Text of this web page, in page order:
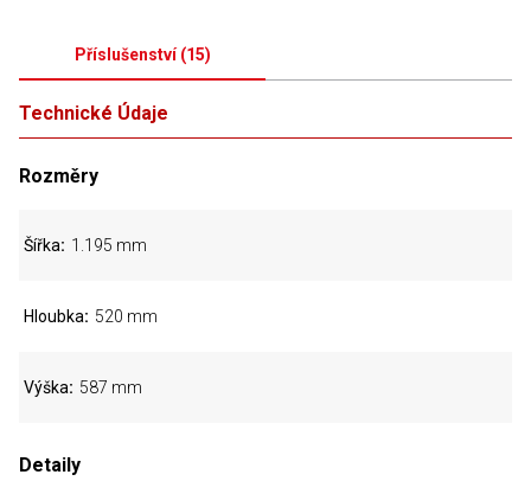
Příslušenství(15)
Technické Údaje
Rozměry
Šířka 1.195 mm
Hloubka 520 mm
Výška 587 mm
Detaily